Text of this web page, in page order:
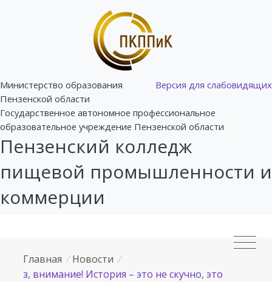
Версия для слабовидящих
Министерство образования
Пензенской области
Государственное автономное профессиональное
образовательное учреждение Пензенской области
Пензенский колледж
пищевой промышленности и
коммерции
Главная / Новости /
з, внимание! История – это не скучно, это